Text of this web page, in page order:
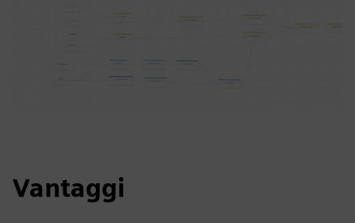
Vantaggi